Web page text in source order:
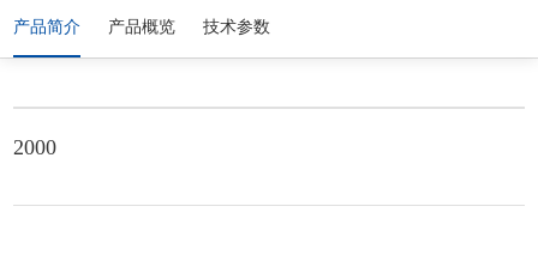
产品简介 产品概览 技术参数
2000